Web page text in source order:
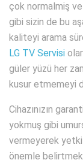
çok normalmiş ve
gibi sizin de bu
kaliteyi arama
LG TV Servisi
güler yüzü her
kusur etmemeyi
Cihazınızın
yokmuş gibi
vermeyerek
önemle